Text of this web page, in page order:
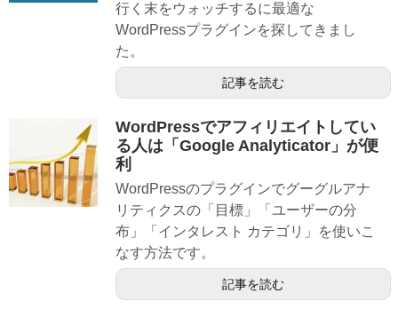
行く末をウォッチするに最適な
WordPressプラグインを探してきまし
た。
記事を読む
WordPressでアフィリエイトしてい
る人は「Google Analyticator」が便
利
WordPressのプラグインでグーグルアナ
リティクスの「目標」「ユーザーの分
布」「インタレスト カテゴリ」を使いこ
なす方法です。
記事を読む